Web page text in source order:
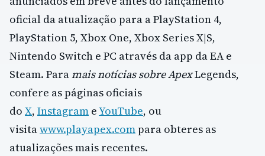
oficial da atualização para a PlayStation 4,
PlayStation 5, Xbox One, Xbox Series X|S,
Nintendo Switch e PC através da app da EA e
Steam. Paramais notícias sobre ApexLegends,
confere as páginas oficiais
do X, Instagram eYouTube, ou
visitawww.playapex.compara obteres as
atualizações mais recentes.